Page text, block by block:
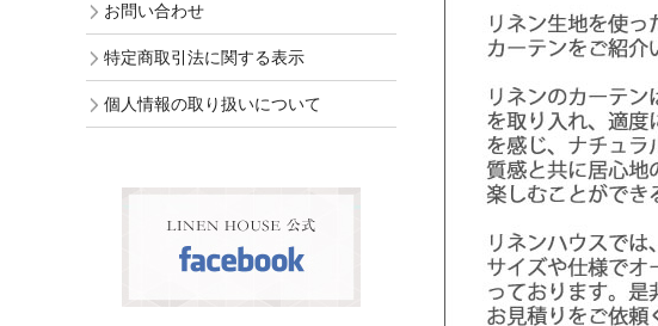
お問い合わせ
特定商取引法に関する表示
個人情報の取り扱いについて